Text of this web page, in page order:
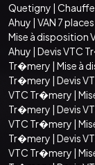
Quetigny |
Ahuy | VAN 7
Mise à disposition
Ahuy | Devis VTC
Tr�mery | Mise à
Tr�mery | Devis
VTC Tr�mery |
Tr�mery | Devis
VTC Tr�mery |
Tr�mery | Devis
VTC Tr�mery |